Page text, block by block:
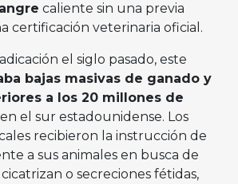
caliente sin una previa
certificación veterinaria oficial.
el siglo pasado, este
bajas masivas de ganado y
a los 20 millones de
el sur estadounidense. Los
recibieron la instrucción de
a sus animales en busca de
o secreciones fétidas,